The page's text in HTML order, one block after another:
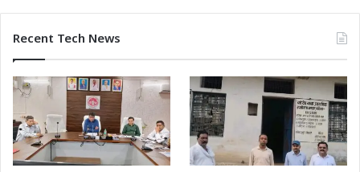
Recent Tech News